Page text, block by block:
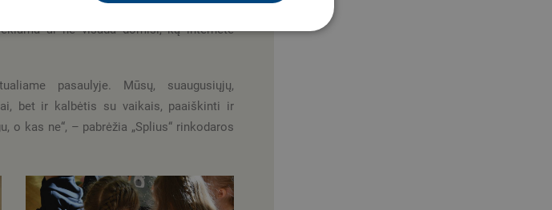
ar ne visada domisi, ką internete
pasaulyje. Mūsų, suaugusiųjų,
bet ir kalbėtis su vaikais, paaiškinti ir
o kas ne“, – pabrėžia „Splius“ rinkodaros